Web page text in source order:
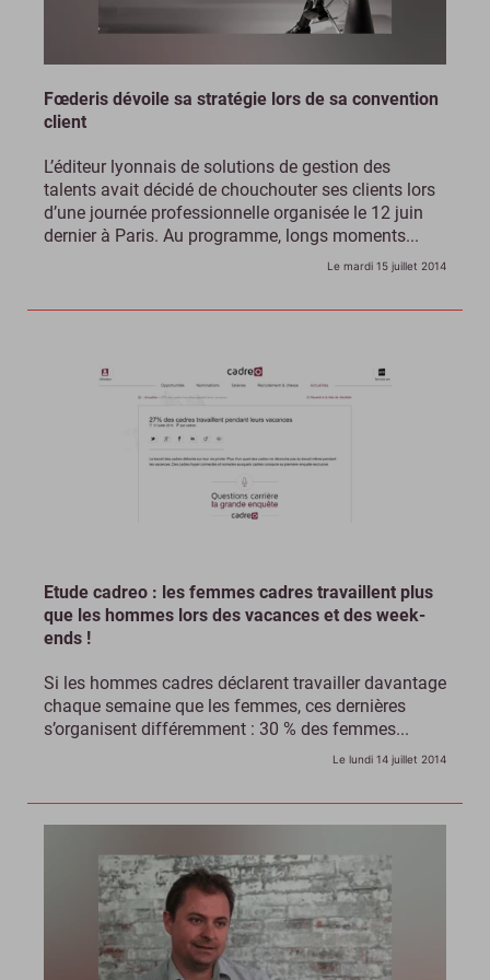
Fœderis dévoile sa stratégie lors de sa convention
client
L’éditeur lyonnais de solutions de gestion des
talents avait décidé de chouchouter ses clients lors
d’une journée professionnelle organisée le 12 juin
dernier à Paris. Au programme, longs moments...
Le mardi 15 juillet 2014
Etude cadreo : les femmes cadres travaillent plus
que les hommes lors des vacances et des week-
ends !
Si les hommes cadres déclarent travailler davantage
chaque semaine que les femmes, ces dernières
s’organisent différemment : 30 % des femmes...
Le lundi 14 juillet 2014